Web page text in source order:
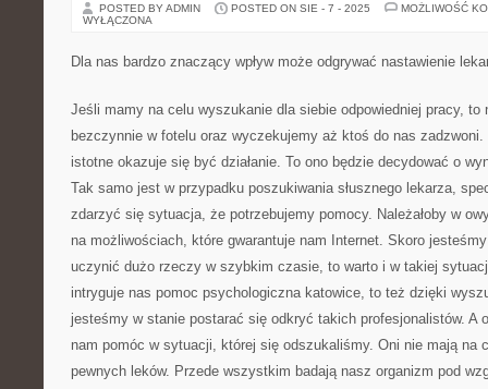
POSTED BY ADMIN POSTED ON SIE - 7 - 2025
MOŻLIWOŚĆ
WYŁĄCZONA
Dla nas bardzo znaczący wpływ może odgrywać nastawienie
Jeśli mamy na celu wyszukanie dla siebie odpowiedniej pracy, to
bezczynnie w fotelu oraz wyczekujemy aż ktoś do nas
istotne okazuje się być działanie. To ono będzie decydować o
Tak samo jest w przypadku poszukiwania słusznego lekarza,
zdarzyć się sytuacja, że potrzebujemy pomocy. Należałoby w
na możliwościach, które gwarantuje nam Internet. Skoro
uczynić dużo rzeczy w szybkim czasie, to warto i w takiej
intryguje nas pomoc psychologiczna katowice, to też dzięki
jesteśmy w stanie postarać się odkryć takich profesjonalistów. A
nam pomóc w sytuacji, której się odszukaliśmy. Oni nie mają na
pewnych leków. Przede wszystkim badają nasz organizm pod